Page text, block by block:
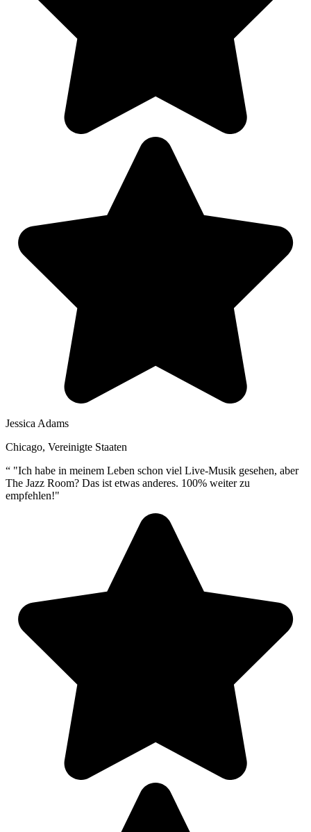
Jessica Adams
Chicago, Vereinigte Staaten
“ "Ich habe in meinem Leben schon viel Live-Musik gesehen, aber
The Jazz Room? Das ist etwas anderes. 100% weiter zu
empfehlen!"